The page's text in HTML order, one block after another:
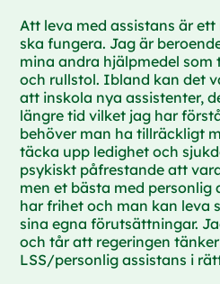
Att leva med assistans är
ska fungera. Jag är
mina andra hjälpmedel
och rullstol. Ibland kan det
att inskola nya assistenter,
längre tid vilket jag har
behöver man ha tillräckligt
täcka upp ledighet och
psykiskt påfrestande att
men et bästa med personlig
har frihet och man kan leva
sina egna förutsättningar.
och tår att regeringen
LSS/personlig assistans i